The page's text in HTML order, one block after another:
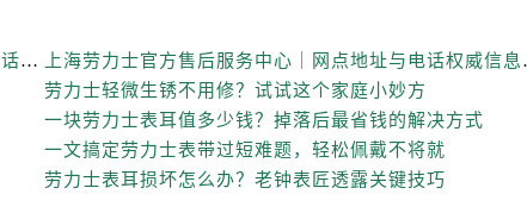
上海劳力士官方售后服务中心｜全新维修门店地址及电话权威信息公示（2026年6月最新）
上海劳力士
劳力士轻微生锈不用修？试试这个家庭小妙方
一块劳力士表耳值多少钱？掉落后最省钱的解决方式
一文搞定劳力士表带过短难题，轻松佩戴不将就
劳力士表耳损坏怎么办？老钟表匠透露关键技巧